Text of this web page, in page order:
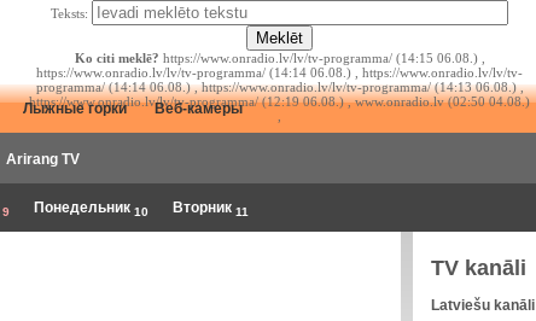
Teksts:
Ko citi meklē? https://www.onradio.lv/lv/tv-programma/ (14:15 06.08.) ,
https://www.onradio.lv/lv/tv-programma/ (14:14 06.08.) , https://www.onradio.lv/lv/tv-
programma/ (14:14 06.08.) , https://www.onradio.lv/lv/tv-programma/ (14:13 06.08.) ,
https://www.onradio.lv/lv/tv-programma/ (12:19 06.08.) , www.onradio.lv (02:50 04.08.)
Лыжные горки Веб-камеры
Arirang TV
9 Понедельник 10 Вторник 11
TV kanāli
Latviešu kanāli